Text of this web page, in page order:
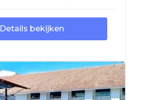
Details bekijken